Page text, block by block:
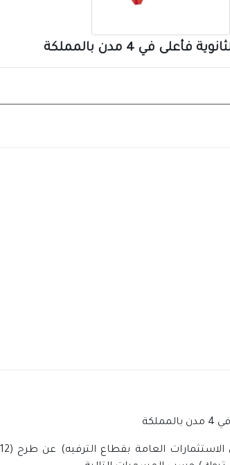
في 4 مدن بالمملكة